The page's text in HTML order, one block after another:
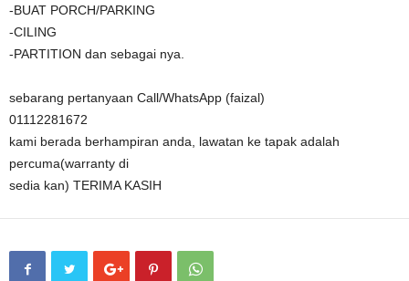
-BUAT PORCH/PARKING
-CILING
-PARTITION dan sebagai nya.
sebarang pertanyaan Call/WhatsApp (faizal)
01112281672
kami berada berhampiran anda, lawatan ke tapak adalah
percuma(warranty di
sedia kan) TERIMA KASIH